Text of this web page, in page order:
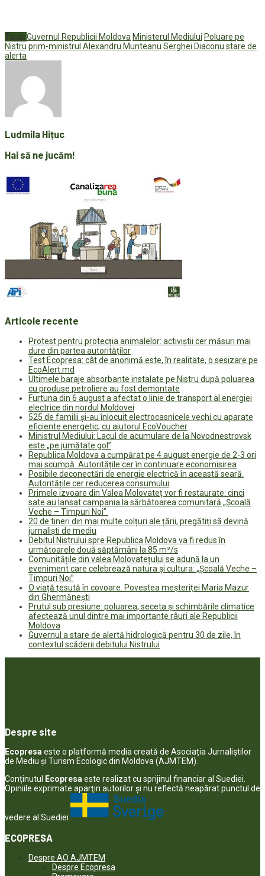
Tags: Guvernul Republicii Moldova Ministerul Mediului Poluare pe
Nistru prim-ministrul Alexandru Munteanu Serghei Diaconu stare de
alerta
Ludmila Hițuc
Hai să ne jucăm!
Articole recente
Protest pentru protecția animalelor: activiștii cer măsuri mai
dure din partea autorităților
Test Ecopresa: cât de anonimă este, în realitate, o sesizare pe
EcoAlert.md
Ultimele baraje absorbante instalate pe Nistru după poluarea
cu produse petroliere au fost demontate
Furtuna din 6 august a afectat o linie de transport al energiei
electrice din nordul Moldovei
525 de familii și-au înlocuit electrocasnicele vechi cu aparate
eficiente energetic, cu ajutorul EcoVoucher
Ministrul Mediului: Lacul de acumulare de la Novodnestrovsk
este „pe jumătate gol”
Republica Moldova a cumpărat pe 4 august energie de 2-3 ori
mai scumpă. Autoritățile cer în continuare economisirea
Posibile deconectări de energie electrică în această seară.
Autoritățile cer reducerea consumului
Primele izvoare din Valea Molovateț vor fi restaurate: cinci
sate au lansat campania la sărbătoarea comunitară „Școală
Veche – Timpuri Noi”
20 de tineri din mai multe colțuri ale țării, pregătiți să devină
jurnaliști de mediu
Debitul Nistrului spre Republica Moldova va fi redus în
următoarele două săptămâni la 85 m³/s
Comunitățile din valea Molovatețului se adună la un
eveniment care celebrează natura și cultura: „Școală Veche –
Timpuri Noi”
O viață țesută în covoare. Povestea meșteriței Maria Mazur
din Ghermănești
Prutul sub presiune: poluarea, seceta și schimbările climatice
afectează unul dintre mai importante râuri ale Republicii
Moldova
Guvernul a stare de alertă hidrologică pentru 30 de zile, în
contextul scăderii debitului Nistrului
Despre site
Ecopresaeste o platformă media creată de Asociația Jurnaliștilor
de Mediu și Turism Ecologic din Moldova (AJMTEM).
Conținutul
Ecopresaeste realizat cu sprijinul financiar al Suediei.
Opiniile exprimate aparţin autorilor şi nu reflectă neapărat punctul de
vedere al Suediei.
ECOPRESA
Despre AO AJMTEM
Despre Ecopresa